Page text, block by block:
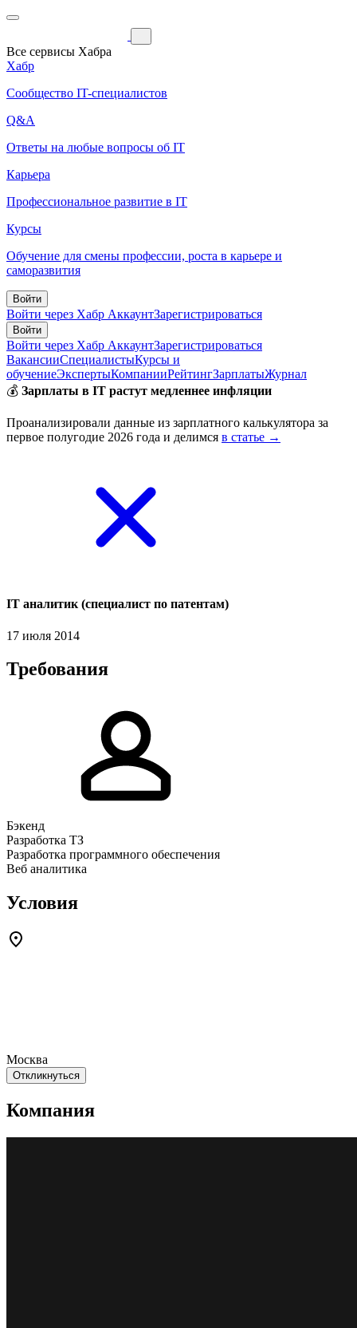
Все сервисы Хабра
Хабр
Сообщество IT-специалистов
Q&A
Ответы на любые вопросы об IT
Карьера
Профессиональное развитие в IT
Курсы
Обучение для смены профессии, роста в карьере и
саморазвития
Войти
Войти через Хабр АккаунтЗарегистрироваться
Войти
Войти через Хабр АккаунтЗарегистрироваться
ВакансииСпециалистыКурсы и
обучениеЭкспертыКомпанииРейтингЗарплатыЖурнал
💰 Зарплаты в IT растут медленнее инфляции
Проанализировали данные из зарплатного калькулятора за
первое полугодие 2026 года и делимся в статье →
IT аналитик (специалист по патентам)
17 июля 2014
Требования
Бэкенд
Разработка ТЗ
Разработка программного обеспечения
Веб аналитика
Условия
Москва
Откликнуться
Компания